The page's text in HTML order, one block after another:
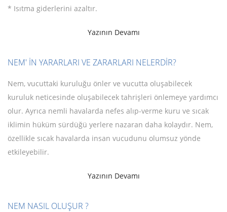
* Isıtma giderlerini azaltır.
Yazının Devamı
NEM' İN YARARLARI VE ZARARLARI NELERDİR?
Nem, vucuttaki kuruluğu önler ve vucutta oluşabilecek
kuruluk neticesinde oluşabilecek tahrişleri önlemeye yardımcı
olur. Ayrıca nemli havalarda nefes alıp-verme kuru ve sıcak
iklimin hüküm sürdüğü yerlere nazaran daha kolaydır. Nem,
özellikle sıcak havalarda insan vucudunu olumsuz yönde
etkileyebilir.
Yazının Devamı
NEM NASIL OLUŞUR ?